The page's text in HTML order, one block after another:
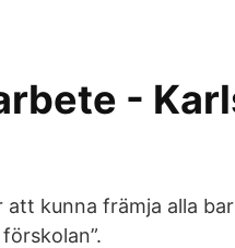
-
kunna främja alla